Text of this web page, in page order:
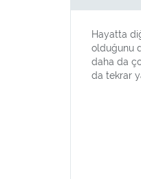
Hayatta
olduğunu
daha da
da tekrar